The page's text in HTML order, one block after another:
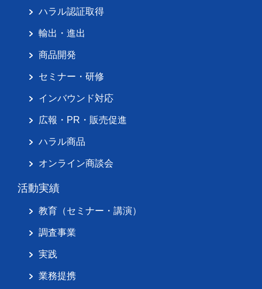
ハラル認証取得
輸出・進出
商品開発
セミナー・研修
インバウンド対応
広報・PR・販売促進
ハラル商品
オンライン商談会
活動実績
教育（セミナー・講演）
調査事業
実践
業務提携